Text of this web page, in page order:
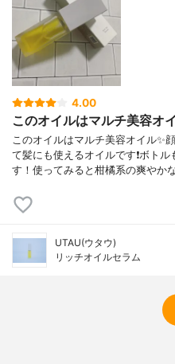
4.00
このオイルはマルチ美容オ
このオイルはマルチ美容オイル✨
て髪にも使えるオイルです❗️ボト
す！使ってみると柑橘系の爽やか
UTAU(ウタウ)
リッチオイルセラム